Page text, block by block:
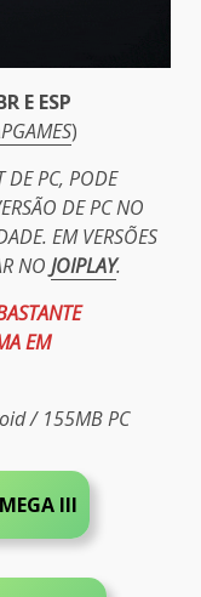
E ESP
)
DE PC, PODE
DE PC NO
EM VERSÕES
NO JOIPLAY.
EM
/ 155MB PC
III